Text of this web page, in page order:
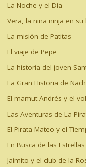
La Noche y el Día
Vera, la niña ninja en
La misión de Patitas
El viaje de Pepe
La historia del joven
La Gran Historia de
El mamut Andrés y el
Las Aventuras de La
El Pirata Mateo y el
En Busca de las Estrellas
Jaimito y el club de la